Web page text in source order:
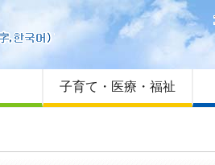
はじめての方へ
Foreign language
サイトマップ
子育て・医療・福祉